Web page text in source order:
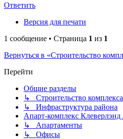
Ответить
Версия для печати
1 сообщение • Страница 1 из 1
Вернуться в «Строительство
Перейти
Общие разделы
↳ Строительство комплекса
↳ Инфраструктура района
Апарт-комплекс Клеверлэнд
↳ Апартаменты
↳ Офисы